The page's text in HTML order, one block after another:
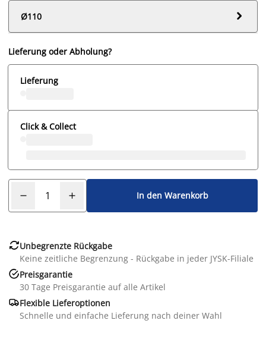
Ø110

Lieferung oder Abholung?
Lieferung
Click & Collect
In den Warenkorb
Unbegrenzte Rückgabe
Keine zeitliche Begrenzung - Rückgabe in jeder JYSK-Filiale
Preisgarantie
30 Tage Preisgarantie auf alle Artikel
Flexible Lieferoptionen
Schnelle und einfache Lieferung nach deiner Wahl